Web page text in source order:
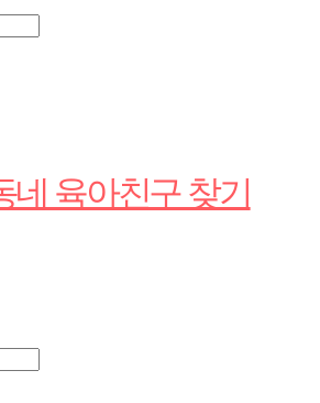
네 육아친구 찾기